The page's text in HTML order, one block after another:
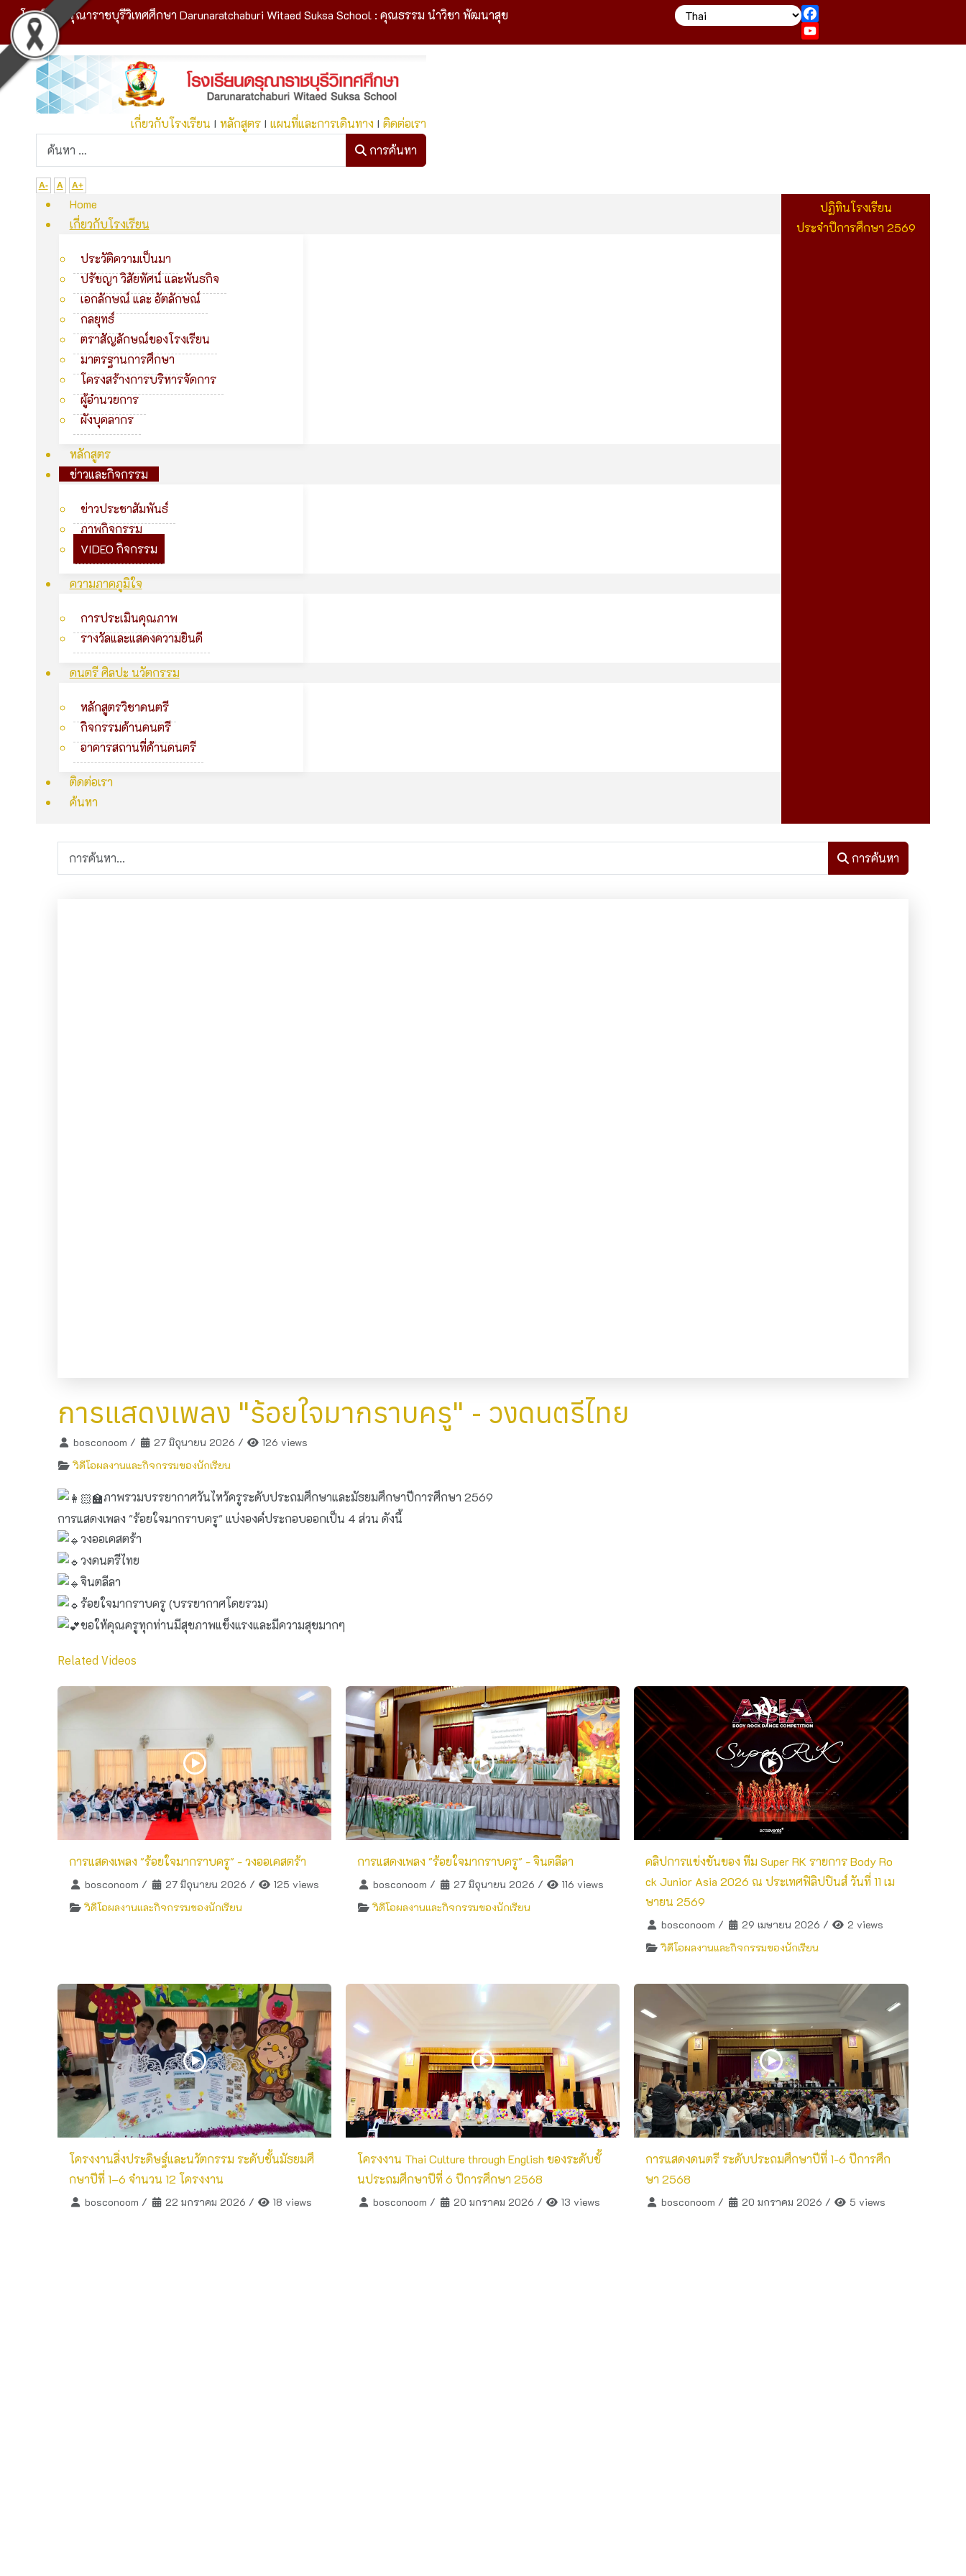
โรงเรียนดรุณาราชบุรีวิเทศศึกษา Darunaratchaburi Witaed Suksa School : คุณธรรม นำวิชา พัฒนาสุข
YouTube
เกี่ยวกับโรงเรียน Iหลักสูตร Iแผนที่และการเดินทาง Iติดต่อเรา
การค้นหา
A- A A+
Home
เกี่ยวกับโรงเรียน
ประวัติความเป็นมา
ปรัชญา วิสัยทัศน์ และพันธกิจ
เอกลักษณ์ และ อัตลักษณ์
กลยุทธ์
ตราสัญลักษณ์ของโรงเรียน
มาตรฐานการศึกษา
โครงสร้างการบริหารจัดการ
ผู้อำนวยการ
ผังบุคลากร
หลักสูตร
ข่าวและกิจกรรม
ข่าวประชาสัมพันธ์
ภาพกิจกรรม
VIDEO กิจกรรม
ความภาคภูมิใจ
การประเมินคุณภาพ
รางวัลและแสดงความยินดี
ดนตรี ศิลปะ นวัตกรรม
หลักสูตรวิชาดนตรี
กิจกรรมด้านดนตรี
อาคารสถานที่ด้านดนตรี
ติดต่อเรา
ค้นหา
ปฏิทินโรงเรียน
ประจำปีการศึกษา 2569
การค้นหา
การแสดงเพลง "ร้อยใจมากราบครู" - วงดนตรีไทย
bosconoom / 27 มิถุนายน 2026 /
126 views
วิดีโอผลงานและกิจกรรมของนักเรียน
ภาพรวมบรรยากาศวันไหว้ครูระดับประถมศึกษาและมัธยมศึกษาปีการศึกษา 2569
การแสดงเพลง "ร้อยใจมากราบครู" แบ่งองค์ประกอบออกเป็น 4 ส่วน ดังนี้
วงออเคสตร้า
วงดนตรีไทย
จินตลีลา
ร้อยใจมากราบครู (บรรยากาศโดยรวม)
ขอให้คุณครูทุกท่านมีสุขภาพแข็งแรงและมีความสุขมากๆ
Related Videos
การแสดงเพลง "ร้อยใจมากราบครู" - วงออเคสตร้า
bosconoom / 27 มิถุนายน 2026 /
125 views
วิดีโอผลงานและกิจกรรมของนักเรียน
การแสดงเพลง "ร้อยใจมากราบครู" - จินตลีลา
bosconoom / 27 มิถุนายน 2026 /
116 views
วิดีโอผลงานและกิจกรรมของนักเรียน
คลิปการแข่งขันของ ทีม Super RK รายการ Body Ro
ck Junior Asia 2026 ณ ประเทศฟิลิปปินส์ วันที่ 11 เม
ษายน 2569
bosconoom / 29 เมษายน 2026 /
2 views
วิดีโอผลงานและกิจกรรมของนักเรียน
โครงงานสิ่งประดิษฐ์และนวัตกรรม ระดับชั้นมัธยมศึ
กษาปีที่ 1–6 จำนวน 12 โครงงาน
bosconoom / 22 มกราคม 2026 /
18 views
โครงงาน Thai Culture through English ของระดับชั้
นประถมศึกษาปีที่ 6 ปีการศึกษา 2568
bosconoom / 20 มกราคม 2026 /
13 views
การแสดงดนตรี ระดับประถมศึกษาปีที่ 1-6 ปีการศึก
ษา 2568
bosconoom / 20 มกราคม 2026 /
5 views